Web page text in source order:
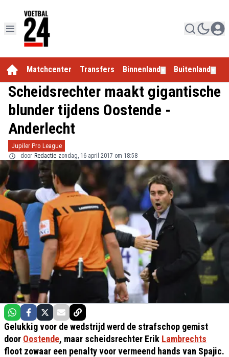
Matchcenter Transfers Binnenland Buitenland
Scheidsrechter maakt gigantische
blunder tijdens Oostende -
Anderlecht
Jupiler Pro League
door Redactie zondag, 16 april 2017 om 18:58
Gelukkig voor de wedstrijd werd de strafschop gemist
door Oostende, maar scheidsrechter Erik Lambrechts
floot zowaar een penalty voor vermeend hands van Spajic.